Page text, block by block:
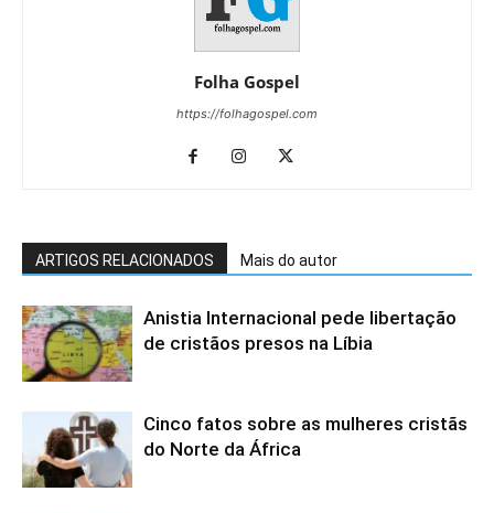
Folha Gospel
https://folhagospel.com
ARTIGOS RELACIONADOS Mais do autor
Anistia Internacional pede libertação
de cristãos presos na Líbia
Cinco fatos sobre as mulheres cristãs
do Norte da África